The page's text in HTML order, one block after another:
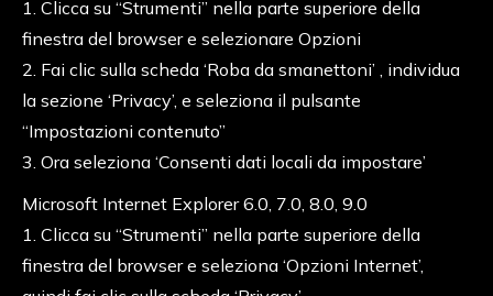
1. Clicca su “Strumenti” nella parte superiore della
finestra del browser e selezionare Opzioni
2. Fai clic sulla scheda ‘Roba da smanettoni’ , individua
la sezione ‘Privacy’, e seleziona il pulsante
“Impostazioni contenuto”
3. Ora seleziona ‘Consenti dati locali da impostare’
Microsoft Internet Explorer 6.0, 7.0, 8.0, 9.0
1. Clicca su “Strumenti” nella parte superiore della
finestra del browser e seleziona ‘Opzioni Internet’,